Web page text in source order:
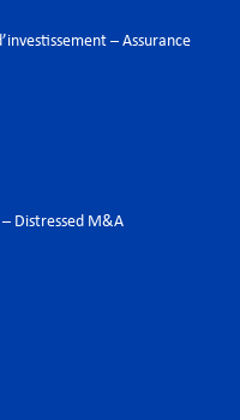
– Assurance
Distressed M&A